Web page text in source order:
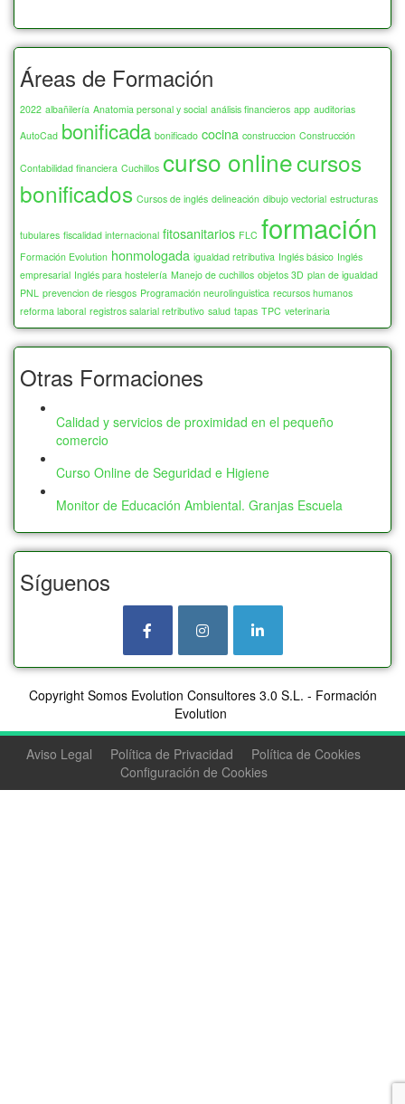
Áreas de Formación
2022 albañilería Anatomia personal y social análisis financieros app auditorias
AutoCad bonificada bonificado cocina construccion Construcción
Contabilidad financiera Cuchillos curso onlinecursos
bonificados Cursos de inglés delineación dibujo vectorial estructuras
tubulares fiscalidad internacional fitosanitarios FLC formación
Formación Evolution honmologada igualdad retributiva Inglés básico Inglés
empresarial Inglés para hostelería Manejo de cuchillos objetos 3D plan de igualdad
PNL prevencion de riesgos Programación neurolinguistica recursos humanos
reforma laboral registros salarial retributivo salud tapas TPC veterinaria
Otras Formaciones
Calidad y servicios de proximidad en el pequeño
comercio
Curso Online de Seguridad e Higiene
Monitor de Educación Ambiental. Granjas Escuela
Síguenos
Copyright Somos Evolution Consultores 3.0 S.L. - Formación
Evolution
Aviso Legal Política de Privacidad
Política de Cookies
Configuración de Cookies